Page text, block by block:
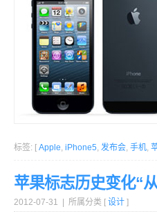
标签: [ Apple, iPhone5, 发布会, 手机,
苹果标志历史变化“
2012-07-31 | 所属分类 [ 设计 ]